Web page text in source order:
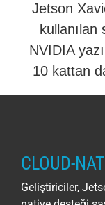
Jetson
kullanılan
NVIDIA
10 kattan
CLOUD-
Geliştiriciler,